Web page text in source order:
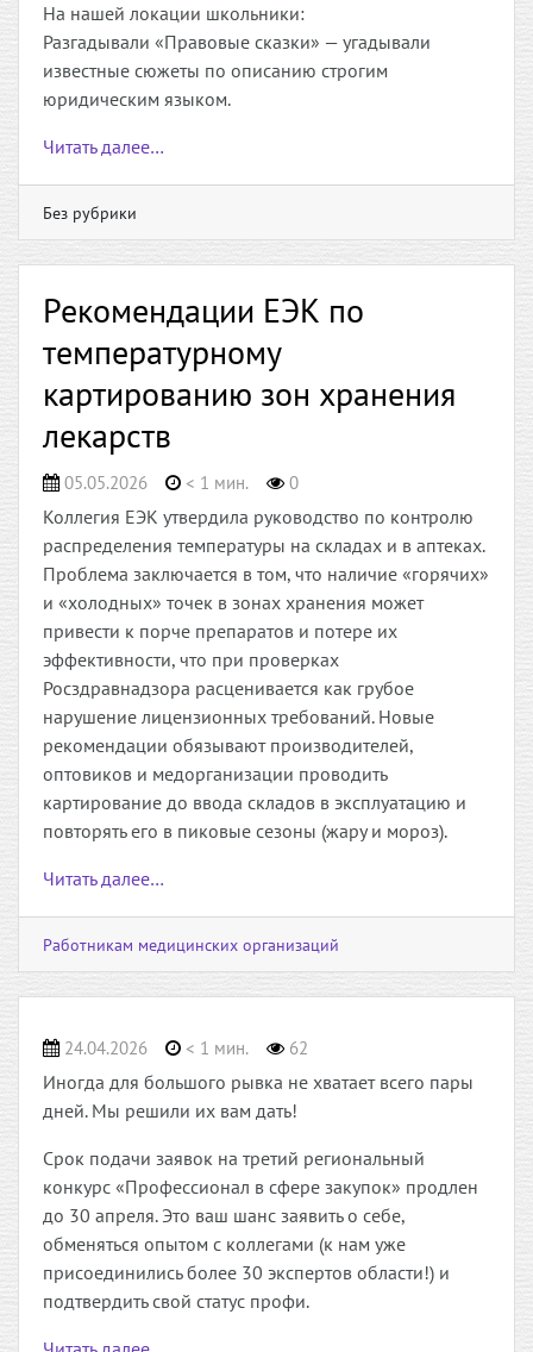
На нашей локации школьники:
Разгадывали «Правовые сказки» — угадывали
известные сюжеты по описанию строгим
юридическим языком.
Читать далее…
Без рубрики
Рекомендации ЕЭК по
температурному
картированию зон хранения
лекарств
05.05.2026 < 1 мин. 0
Коллегия ЕЭК утвердила руководство по контролю
распределения температуры на складах и в аптеках.
Проблема заключается в том, что наличие «горячих»
и «холодных» точек в зонах хранения может
привести к порче препаратов и потере их
эффективности, что при проверках
Росздравнадзора расценивается как грубое
нарушение лицензионных требований. Новые
рекомендации обязывают производителей,
оптовиков и медорганизации проводить
картирование до ввода складов в эксплуатацию и
повторять его в пиковые сезоны (жару и мороз).
Читать далее…
Работникам медицинских организаций
24.04.2026 < 1 мин. 62
Иногда для большого рывка не хватает всего пары
дней. Мы решили их вам дать!
Срок подачи заявок на третий региональный
конкурс «Профессионал в сфере закупок» продлен
до 30 апреля. Это ваш шанс заявить о себе,
обменяться опытом с коллегами (к нам уже
присоединились более 30 экспертов области!) и
подтвердить свой статус профи.